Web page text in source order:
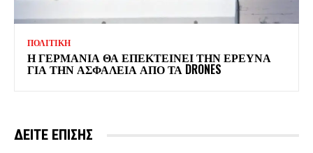
ΠΟΛΙΤΙΚΗ
Η ΓΕΡΜΑΝΙΑ ΘΑ ΕΠΕΚΤΕΙΝΕΙ ΤΗΝ ΕΡΕΥΝΑ
ΓΙΑ ΤΗΝ ΑΣΦΑΛΕΙΑ ΑΠΟ ΤΑ DRONES
ΔΕΙΤΕ ΕΠΙΣΗΣ